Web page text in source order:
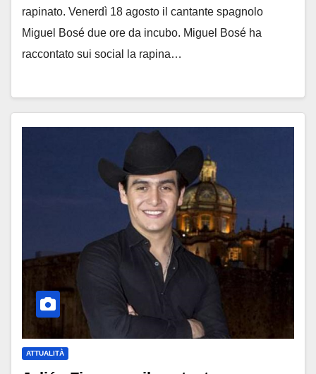
rapinato. Venerdì 18 agosto il cantante spagnolo
Miguel Bosé due ore da incubo. Miguel Bosé ha
raccontato sui social la rapina…
ATTUALITÀ